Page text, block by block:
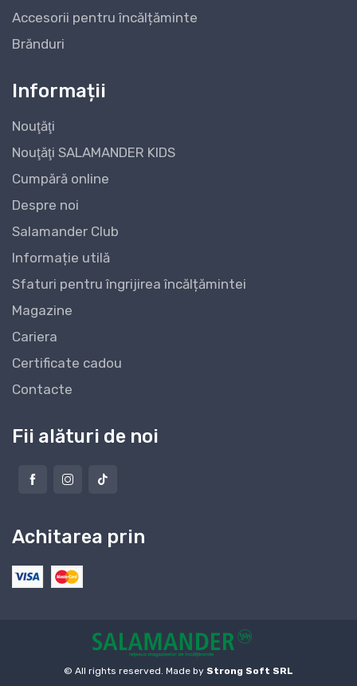
Accesorii pentru încălțăminte
Brănduri
Informații
Nouţăţi
Nouţăţi SALAMANDER KIDS
Cumpără online
Despre noi
Salamander Club
Informație utilă
Sfaturi pentru îngrijirea încălțămintei
Magazine
Cariera
Certificate cadou
Contacte
Fii alături de noi
Achitarea prin
© All rights reserved. Made by Strong Soft SRL